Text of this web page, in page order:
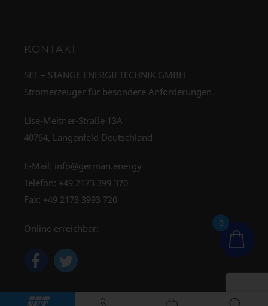
KONTAKT
SET – STANGE ENERGIETECHNIK GMBH
Stromerzeuger für besondere Anforderungen
Lise-Meitner-Straße 13A
40764, Langenfeld Deutschland
E-Mail: info@german.energy
Telefon: +49 2173 399 370
Fax: +49 2173 3993 720
Online erreichbar: 0